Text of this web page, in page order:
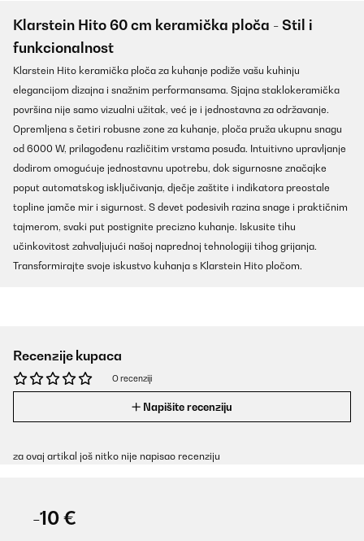
Klarstein Hito 60 cm keramička ploča - Stil i
funkcionalnost
Klarstein Hito keramička ploča za kuhanje podiže vašu kuhinju
elegancijom dizajna i snažnim performansama. Sjajna staklokeramička
površina nije samo vizualni užitak, već je i jednostavna za održavanje.
Opremljena s četiri robusne zone za kuhanje, ploča pruža ukupnu snagu
od 6000 W, prilagođenu različitim vrstama posuđa. Intuitivno upravljanje
dodirom omogućuje jednostavnu upotrebu, dok sigurnosne značajke
poput automatskog isključivanja, dječje zaštite i indikatora preostale
topline jamče mir i sigurnost. S devet podesivih razina snage i praktičnim
tajmerom, svaki put postignite precizno kuhanje. Iskusite tihu
učinkovitost zahvaljujući našoj naprednoj tehnologiji tihog grijanja.
Transformirajte svoje iskustvo kuhanja s Klarstein Hito pločom.
Recenzije kupaca
O recenziji
Napišite recenziju
za ovaj artikal još nitko nije napisao recenziju
-10 €